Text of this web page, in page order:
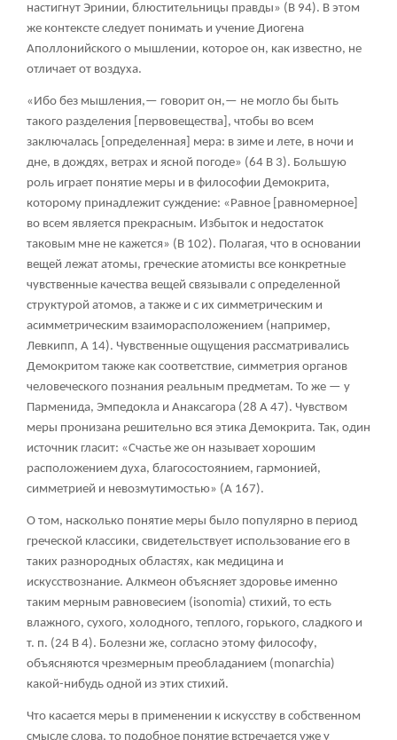
настигнут Эринии, блюстительницы правды» (В 94). В этом
же контексте следует понимать и учение Диогена
Аполлонийского о мышлении, которое он, как известно, не
отличает от воздуха.
«Ибо без мышления,— говорит он,— не могло бы быть
такого разделения [первовещества], чтобы во всем
заключалась [определенная] мера: в зиме и лете, в ночи и
дне, в дождях, ветрах и ясной погоде» (64 В 3). Большую
роль играет понятие меры и в философии Демокрита,
которому принадлежит суждение: «Равное [равномерное]
во всем является прекрасным. Избыток и недостаток
таковым мне не кажется» (В 102). Полагая, что в основании
вещей лежат атомы, греческие атомисты все конкретные
чувственные качества вещей связывали с определенной
структурой атомов, а также и с их симметрическим и
асимметрическим взаиморасположением (например,
Левкипп, А 14). Чувственные ощущения рассматривались
Демокритом также как соответствие, симметрия органов
человеческого познания реальным предметам. То же — у
Парменида, Эмпедокла и Анаксагора (28 А 47). Чувством
меры пронизана решительно вся этика Демокрита. Так, один
источник гласит: «Счастье же он называет хорошим
расположением духа, благосостоянием, гармонией,
симметрией и невозмутимостью» (А 167).
О том, насколько понятие меры было популярно в период
греческой классики, свидетельствует использование его в
таких разнородных областях, как медицина и
искусствознание. Алкмеон объясняет здоровье именно
таким мерным равновесием (isonomia) стихий, то есть
влажного, сухого, холодного, теплого, горького, сладкого и
т. п. (24 В 4). Болезни же, согласно этому философу,
объясняются чрезмерным преобладанием (monarchia)
какой-нибудь одной из этих стихий.
Что касается меры в применении к искусству в собственном
смысле слова, то подобное понятие встречается уже у